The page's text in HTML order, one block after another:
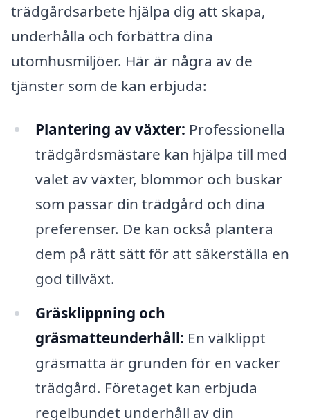
trädgårdsarbete hjälpa dig att skapa,
underhålla och förbättra dina
utomhusmiljöer. Här är några av de
tjänster som de kan erbjuda:
Plantering av växter: Professionella
trädgårdsmästare kan hjälpa till med
valet av växter, blommor och buskar
som passar din trädgård och dina
preferenser. De kan också plantera
dem på rätt sätt för att säkerställa en
god tillväxt.
Gräsklippning och
gräsmatteunderhåll: En välklippt
gräsmatta är grunden för en vacker
trädgård. Företaget kan erbjuda
regelbundet underhåll av din